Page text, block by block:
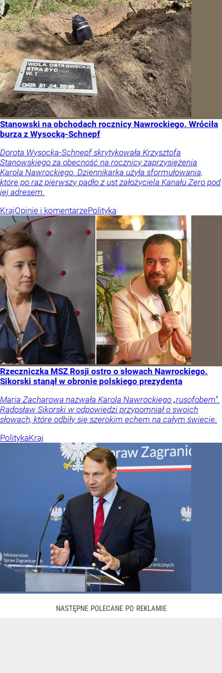
Stanowski na obchodach rocznicy Nawrockiego. Wróciła
burza z Wysocką-Schnepf
Dorota Wysocka-Schnepf skrytykowała Krzysztofa
Stanowskiego za obecność na rocznicy zaprzysiężenia
Karola Nawrockiego. Dziennikarka użyła sformułowania,
które po raz pierwszy padło z ust założyciela Kanału Zero pod
jej adresem.
KrajOpinie i komentarzePolityka
Rzeczniczka MSZ Rosji ostro o słowach Nawrockiego.
Sikorski stanął w obronie polskiego prezydenta
Maria Zacharowa nazwała Karola Nawrockiego „rusofobem”.
Radosław Sikorski w odpowiedzi przypomniał o swoich
słowach, które odbiły się szerokim echem na całym świecie.
PolitykaKraj